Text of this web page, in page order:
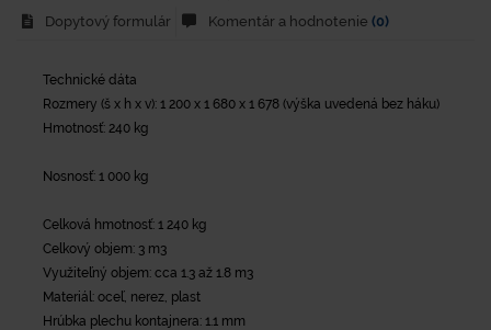
Dopytový formulár Komentár a hodnotenie (0)
Technické dáta
Rozmery (š x h x v): 1 200 x 1 680 x 1 678 (výška uvedená bez háku)
Hmotnosť: 240 kg
Nosnosť: 1 000 kg
Celková hmotnosť: 1 240 kg
Celkový objem: 3 m3
Využiteľný objem: cca 1.3 až 1.8 m3
Materiál: oceľ, nerez, plast
Hrúbka plechu kontajnera: 1.1 mm